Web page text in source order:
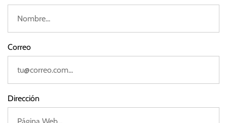
V
e
z
a
Correo
Dirección